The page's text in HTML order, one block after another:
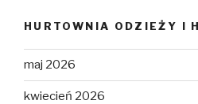
HURTOWNIA ODZIEŻY I
maj 2026
kwiecień 2026